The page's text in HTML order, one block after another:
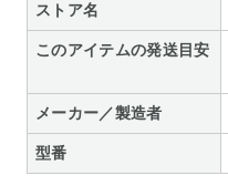
ストア名
このアイテムの発送目安
メーカー／製造者
型番